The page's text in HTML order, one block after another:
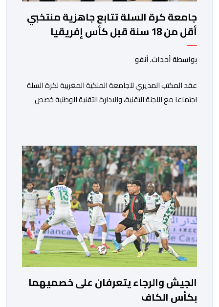
جامعة كرة السلة تتابع جاهزية منتخبي
أقل من 18 سنة قبل كأس إفريقيا
بواسطة أحداث. أنفو
عقد المكتب المديري للجامعة الملكية المغربية لكرة السلة
اجتماعا مع اللجنة التقنية، والادارة التقنية الوطنية خصص
الفترة الأخيرة. وشهد الاجتماع تقديم عرض مفصل حول
مشاركة المنتخبين الوطنيين لأقل من 18 سنة، إناثا وذكورا،
من طرف اللجنة التقنية التي واكبت كل […]
الجيش والرجاء يتعرفان على خصميهما
بكأس الكاف